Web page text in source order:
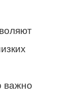
важно